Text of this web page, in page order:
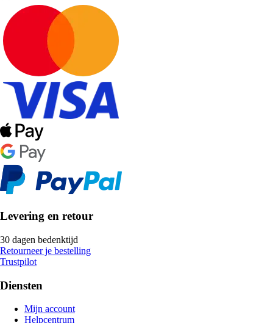
Levering en retour
30 dagen bedenktijd
Retourneer je bestelling
Trustpilot
Diensten
Mijn account
Helpcentrum